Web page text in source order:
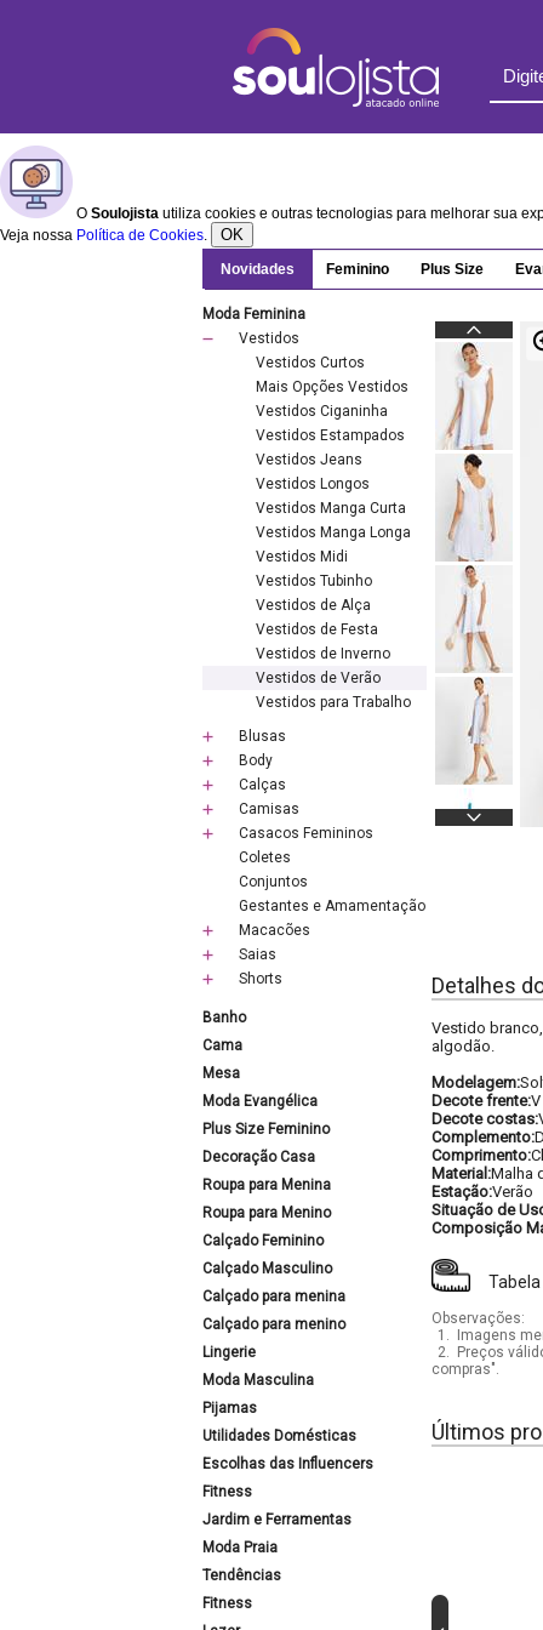
O Soulojista utiliza cookies e outras tecnologias para melhorar sua
Veja nossa Política de Cookies. OK
Novidades Feminino Plus Size
Moda Feminina
Vestidos
Vestidos Curtos
Mais Opções Vestidos
Vestidos Ciganinha
Vestidos Estampados
Vestidos Jeans
Vestidos Longos
Vestidos Manga Curta
Vestidos Manga Longa
Vestidos Midi
Vestidos Tubinho
Vestidos de Alça
Vestidos de Festa
Vestidos de Inverno
Vestidos de Verão
Vestidos para Trabalho
Blusas
Body
Calças
Camisas
Casacos Femininos
Coletes
Conjuntos
Gestantes e Amamentação
Macacões
Saias
Shorts
Banho
Cama
Mesa
Moda Evangélica
Plus Size Feminino
Decoração Casa
Roupa para Menina
Roupa para Menino
Calçado Feminino
Calçado Masculino
Calçado para menina
Calçado para menino
Lingerie
Moda Masculina
Pijamas
Utilidades Domésticas
Escolhas das Influencers
Fitness
Jardim e Ferramentas
Moda Praia
Tendências
Fitness
Detalhes
Vestido
algodão.
Modelagem:
Decote frente:V
Decote costas:
Complemento:
Comprimento:
Material:Malha
Estação:Verão
Situação de
Composição
Observações:
1.
Imagens
2.
Preços
compras".
Últimos